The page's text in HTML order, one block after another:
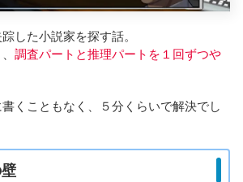
した小説家を探す話。
調査パートと推理パートを１回ずつや
くこともなく、５分くらいで解決でし